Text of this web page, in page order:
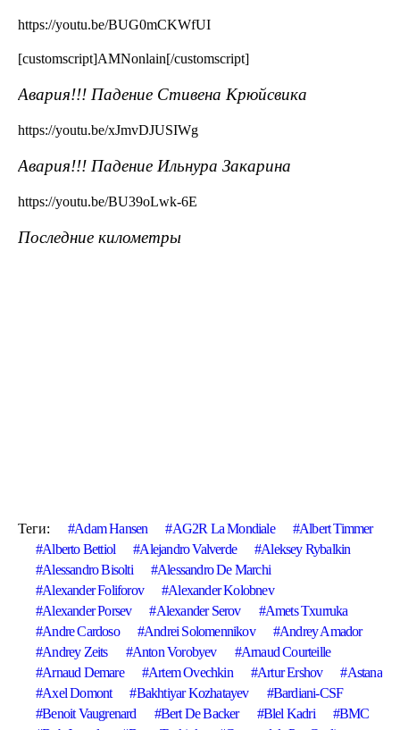
https://youtu.be/BUG0mCKWfUI
[customscript]AMNonlain[/customscript]
Авария!!! Падение Стивена Крюйсвика
https://youtu.be/xJmvDJUSIWg
Авария!!! Падение Ильнура Закарина
https://youtu.be/BU39oLwk-6E
Последние километры
Теги: Adam Hansen AG2R La Mondiale
Albert Timmer
Alberto Bettiol
Alejandro Valverde
Aleksey Rybalkin
Alessandro Bisolti
Alessandro De Marchi
Alexander Foliforov
Alexander Kolobnev
Alexander Porsev
Alexander Serov
Amets Txurruka
Andre Cardoso
Andrei Solomennikov
Andrey Amador
Andrey Zeits
Anton Vorobyev
Arnaud Courteille
Arnaud Demare
Artem Ovechkin Artur Ershov
Astana
Axel Domont
Bakhtiyar Kozhatayev
Bardiani-CSF
Benoit Vaugrenard
Bert De Backer Blel Kadri
BMC